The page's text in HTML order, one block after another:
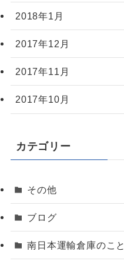
2018年1月
2017年12月
2017年11月
2017年10月
カテゴリー
その他
ブログ
南日本運輸倉庫のこと